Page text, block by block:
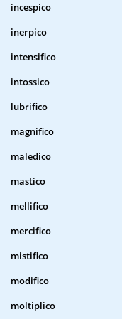
incespico
inerpico
intensifico
intossico
lubrifico
magnifico
maledico
mastico
mellifico
mercifico
mistifico
modifico
moltiplico